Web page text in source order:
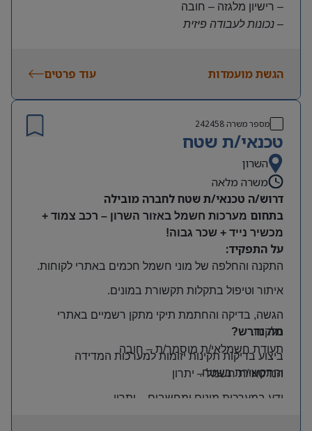
– רישיון מלגזה – חובה
– נכונות לעבודה פיזית
משרה מלאה | ימים א-ה | 6:30-15:30
קרן השתלמות ובונוסים
עובד חברה מהיום הראשון
מיקום: חדרה
הגשת מועמדות עוד פרטים
מספר משרה242458
טכנאי/ת שטח
השרון
משרה מלאה
דרוש/ה טכנאי/ת שטח לחברה מובילה
בתחום מערכות חשמל באזור השרון – רכב צמוד +
מכשיר נייד + שכר גבוה!
על התפקיד:
התקנה והחלפה של מוני חשמל חכמים באתרי לקוחות.
איתור וטיפול בתקלות תקשורת במונים.
הגשה, בדיקה והחתמת תיקי מתקן רשמיים באתרי
הלקוח.
ביצוע בדיקות תקינות יזומות למערכות המדידה
והתקשורת בשטח.
מה נדרש?
תעודת חשמלאי/ת מוסמך/ת – חובה
הנדסאי/ת חשמל– יתרון
ידע במערכות מונים ומחשבים יתרון